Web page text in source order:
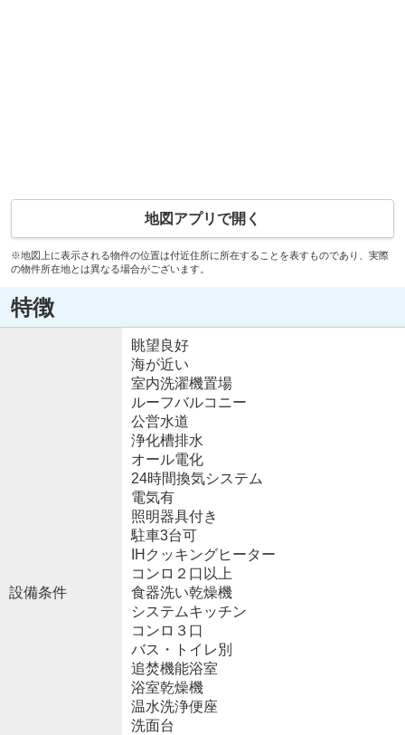
地図アプリで開く
※地図上に表示される物件の位置は付近住所に所在することを表すものであり、実際
の物件所在地とは異なる場合がございます。
特徴
設備条件
眺望良好
海が近い
室内洗濯機置場
ルーフバルコニー
公営水道
浄化槽排水
オール電化
24時間換気システム
電気有
照明器具付き
駐車3台可
IHクッキングヒーター
コンロ２口以上
食器洗い乾燥機
システムキッチン
コンロ３口
バス・トイレ別
追焚機能浴室
浴室乾燥機
温水洗浄便座
洗面台